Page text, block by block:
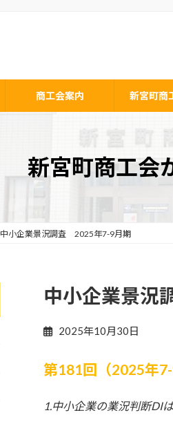
商工会案内 新宮町商
新宮町商工会
中小企業景況調査 2025年7-9月期
中小企業景
2025年10月30日
第181回（2025年
1.中小企業の業況判断DI